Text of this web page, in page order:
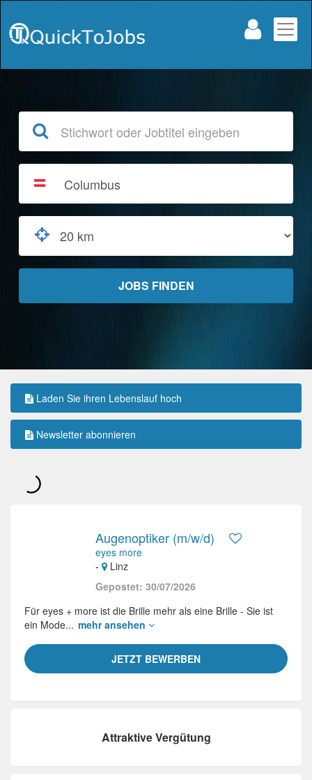
Laden Sie ihren Lebenslauf hoch
Newsletter abonnieren
Augenoptiker (m/w/d)
eyes more
-
Linz
Gepostet: 30/07/2026
JETZT BEWERBEN
Für eyes + more ist die Brille mehr als eine Brille - Sie ist
ein Mode... mehr ansehen
Attraktive Vergütung